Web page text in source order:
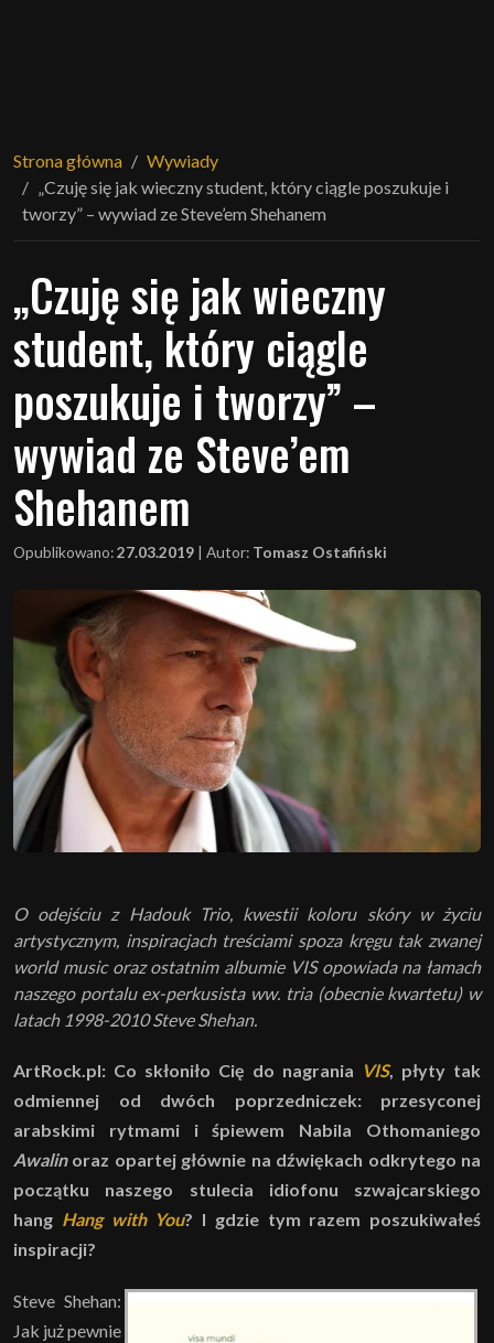
Strona główna
Wywiady
„Czuję się jak wieczny student, który ciągle poszukuje i
tworzy” – wywiad ze Steve’em Shehanem
„Czuję się jak wieczny
student, który ciągle
poszukuje i tworzy” –
wywiad ze Steve’em
Shehanem
Opublikowano:27.03.2019 Autor: Tomasz Ostafiński
O odejściu z Hadouk Trio, kwestii koloru skóry w życiu
artystycznym, inspiracjach treściami spoza kręgu tak zwanej
world music oraz ostatnim albumie VISopowiada na łamach
naszego portalu ex-perkusista ww. tria (obecnie kwartetu) w
latach 1998-2010 Steve Shehan.
ArtRock.pl: Co skłoniło Cię do nagrania VIS, płyty tak
odmiennej od dwóch poprzedniczek: przesyconej
arabskimi rytmami i śpiewem Nabila Othomaniego
Awalinoraz opartej głównie na dźwiękach odkrytego na
początku naszego stulecia idiofonu szwajcarskiego
hang Hang with You? I gdzie tym razem poszukiwałeś
inspiracji?
Steve Shehan:
Jak już pewnie